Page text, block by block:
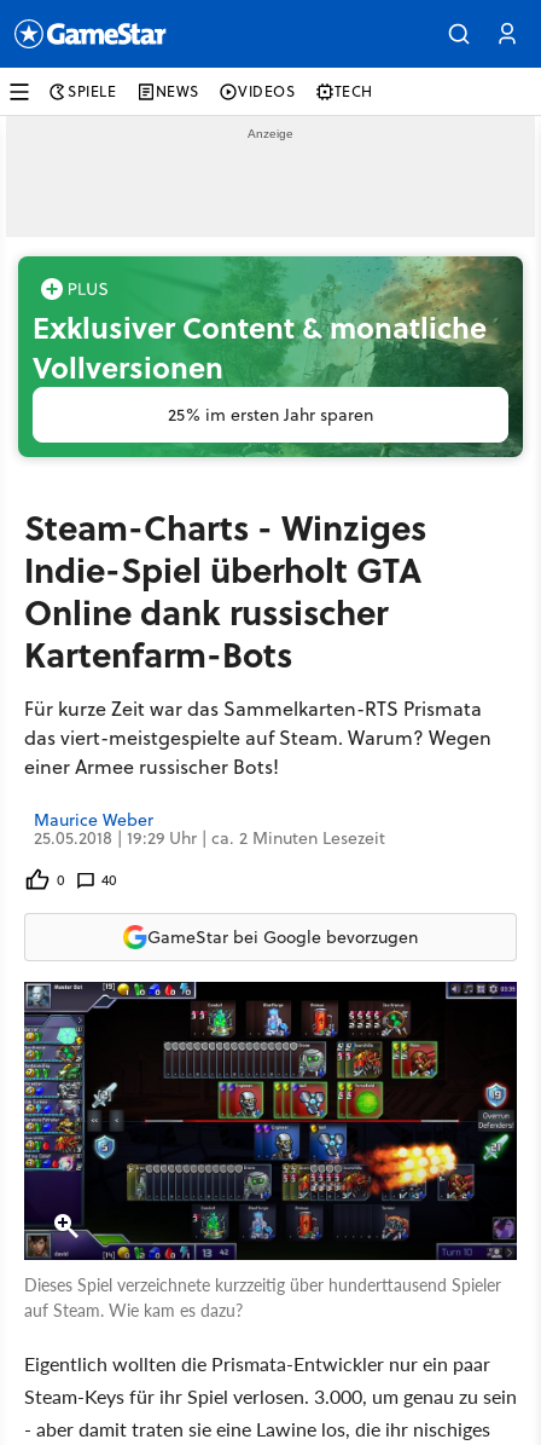
SPIELE NEWS VIDEOS TECH
Exklusiver Content & monatliche
Vollversionen
25% im ersten Jahr sparen
Steam-Charts - Winziges
Indie-Spiel überholt GTA
Online dank russischer
Kartenfarm-Bots
Für kurze Zeit war das Sammelkarten-RTS Prismata
das viert-meistgespielte auf Steam. Warum? Wegen
einer Armee russischer Bots!
Maurice Weber
25.05.2018 | 19:29 Uhr | ca. 2 Minuten Lesezeit
0 40
GameStar bei Google bevorzugen
Dieses Spiel verzeichnete kurzzeitig über hunderttausend Spieler
auf Steam. Wie kam es dazu?
Eigentlich wollten die Prismata-Entwickler nur ein paar
Steam-Keys für ihr Spiel verlosen. 3.000, um genau zu sein
- aber damit traten sie eine Lawine los, die ihr nischiges